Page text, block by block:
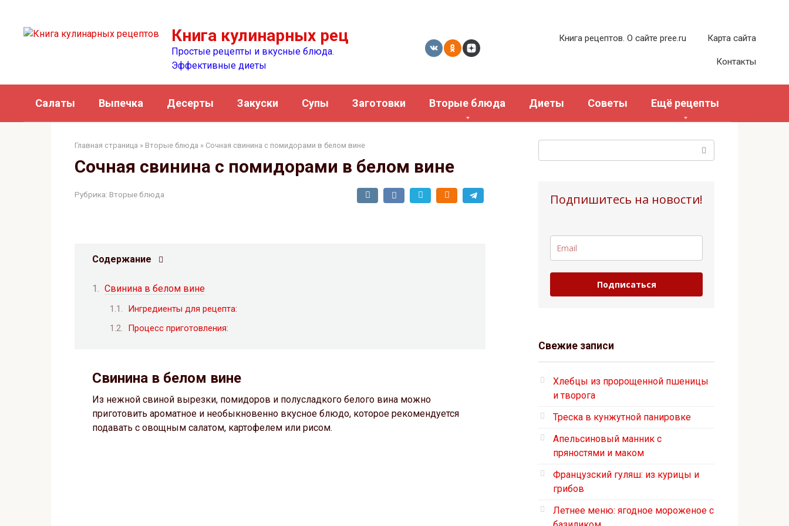
контенту
Книга кулинарных рецептов
Простые рецепты и вкусные блюда.
Эффективные диеты
Книга рецептов. О сайте pree.ru Карта сайта
Контакты
Салаты Выпечка Десерты Закуски Супы Заготовки Вторые блюда Диеты Советы Ещё рецепты
Главная страница » Вторые блюда » Сочная свинина с помидорами в белом вине
Сочная свинина с помидорами в белом вине
Рубрика: Вторые блюда
Содержание
Свинина в белом вине
Ингредиенты для рецепта:
Процесс приготовления:
Свинина в белом вине
Из нежной свиной вырезки, помидоров и полусладкого белого вина можно
приготовить ароматное и необыкновенно вкусное блюдо, которое рекомендуется
подавать с овощным салатом, картофелем или рисом.
Подпишитесь на новости!
Подписаться
Свежие записи
Хлебцы из пророщенной пшеницы
и творога
Треска в кунжутной панировке
Апельсиновый манник с
пряностями и маком
Французский гуляш: из курицы и
грибов
Летнее меню: ягодное мороженое с